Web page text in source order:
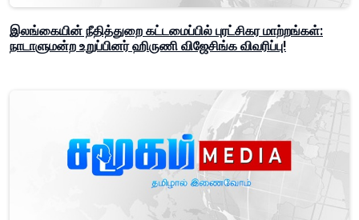
இலங்கையின் நீதித்துறை கட்டமைப்பில் புரட்சிகர மாற்றங்கள்:
நாடாளுமன்ற உறுப்பினர் ஹிருணி விஜேசிங்க விவரிப்பு!